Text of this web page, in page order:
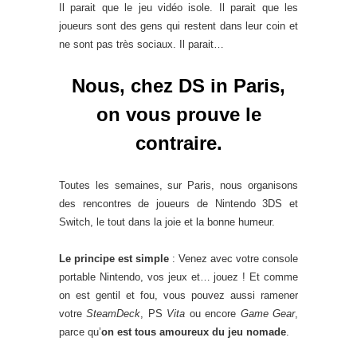
Il parait que le jeu vidéo isole. Il parait que les
joueurs sont des gens qui restent dans leur coin et
ne sont pas très sociaux. Il parait…
Nous, chez DS in Paris,
on vous prouve le
contraire.
Toutes les semaines, sur Paris, nous organisons
des rencontres de joueurs de Nintendo 3DS et
Switch, le tout dans la joie et la bonne humeur.
Le principe est simple : Venez avec votre console
portable Nintendo, vos jeux et… jouez ! Et comme
on est gentil et fou, vous pouvez aussi ramener
votreSteamDeck , PS Vita ou encore Game Gear,
parce qu’on est tous amoureux du jeu nomade